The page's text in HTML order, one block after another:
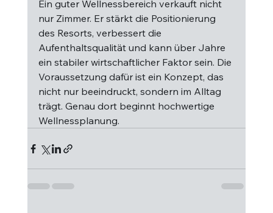
Ein guter Wellnessbereich verkauft nicht
nur Zimmer. Er stärkt die Positionierung
des Resorts, verbessert die
Aufenthaltsqualität und kann über Jahre
ein stabiler wirtschaftlicher Faktor sein. Die
Voraussetzung dafür ist ein Konzept, das
nicht nur beeindruckt, sondern im Alltag
trägt. Genau dort beginnt hochwertige
Wellnessplanung.